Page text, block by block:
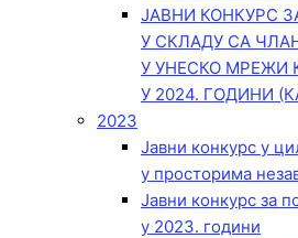
ЈАВНИ КОНКУРС
У СКЛАДУ СА
У УНЕСКО МРЕЖИ
У 2024. ГОДИНИ
2023
Јавни конкурс у
у просторима
Јавни конкурс за
у 2023. години